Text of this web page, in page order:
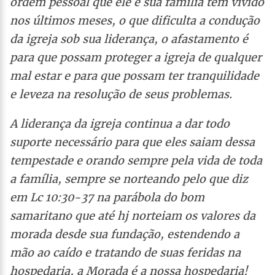
nos últimos meses, o que dificulta a condução
da igreja sob sua liderança, o afastamento é
para que possam proteger a igreja de qualquer
mal estar e para que possam ter tranquilidade
e leveza na resolução de seus problemas.
A liderança da igreja continua a dar todo
suporte necessário para que eles saiam dessa
tempestade e orando sempre pela vida de toda
a família, sempre se norteando pelo que diz
em Lc 10:30-37 na parábola do bom
samaritano que até hj norteiam os valores da
morada desde sua fundação, estendendo a
mão ao caído e tratando de suas feridas na
hospedaria, a Morada é a nossa hospedaria!